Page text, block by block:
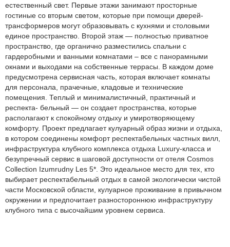
естественный свет. Первые этажи занимают просторные
гостиные со вторым светом, которые при помощи дверей-
трансформеров могут образовывать с кухнями и столовыми
единое пространство. Второй этаж — полностью приватное
пространство, где органично разместились спальни с
гардеробными и ванными комнатами – все с панорамными
окнами и выходами на собственные террасы. В каждом доме
предусмотрена сервисная часть, которая включает комнаты
для персонала, прачечные, кладовые и технические
помещения. Теплый и минималистичный, практичный и
респекта- бельный — он создает пространства, которые
располагают к спокойному отдыху и умиротворяющему
комфорту. Проект предлагает кулуарный образ жизни и отдыха,
в котором соединены комфорт респектабельных частных вилл,
инфраструктура клубного комплекса отдыха Luxury-класса и
безупречный сервис в шаговой доступности от отеля Cosmos
Collection Izumrudny Les 5*. Это идеальное место для тех, кто
выбирает респектабельный отдых в самой экологически чистой
части Московской области, кулуарное проживание в привычном
окружении и предпочитает разностороннюю инфраструктуру
клубного типа с высочайшим уровнем сервиса.